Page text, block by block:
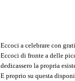
Eccoci a celebrare con
Eccoci di fronte a delle
dedicassero la propria
E proprio su questa